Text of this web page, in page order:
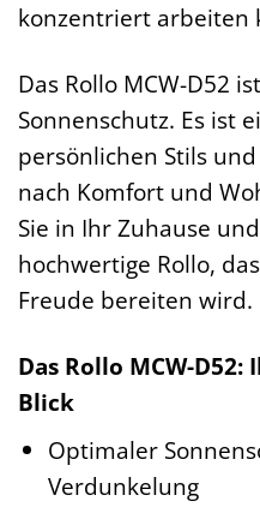
konzentriert arbeiten
Das Rollo MCW-D52
Sonnenschutz. Es ist
persönlichen Stils
nach Komfort und
Sie in Ihr Zuhause
hochwertige Rollo,
Freude bereiten wird.
Das Rollo MCW-
Blick
Optimaler
Verdunkelung